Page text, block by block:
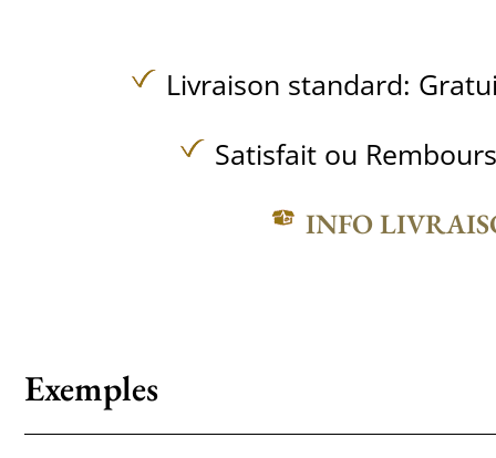
Livraison standard:
Satisfait ou
INFO
Exemples